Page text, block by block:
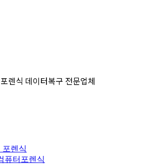
렌식 데이터복구 전문업체
포렌식
퓨터포렌식